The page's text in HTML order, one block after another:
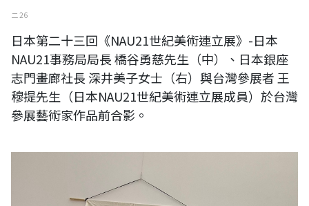
二 26
日本第二十三回《NAU21世紀美術連立展》-日本
NAU21事務局局長 橋谷勇慈先生（中）、日本銀座
志門畫廊社長 深井美子女士（右）與台灣參展者 王
穆提先生（日本NAU21世紀美術連立展成員）於台灣
參展藝術家作品前合影。
評論家 清水康友先生、Asian Artists Network 社長山田陽子女士與台灣
參展者 王穆提先生（日本NAU21世紀美術連立展成員）於台灣參展者 王
穆提先生作品前合影。